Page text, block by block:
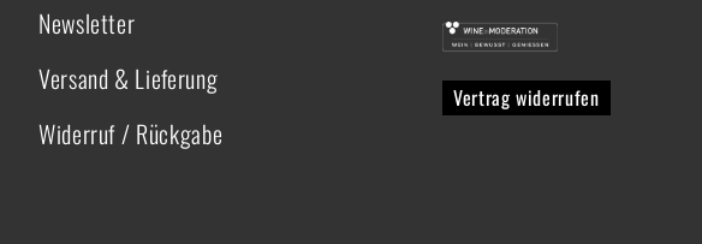
Newsletter
Versand & Lieferung
Widerruf / Rückgabe
Vertrag widerrufen